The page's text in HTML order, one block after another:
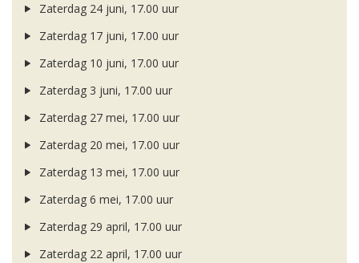
Zaterdag 24 juni, 17.00 uur
Zaterdag 17 juni, 17.00 uur
Zaterdag 10 juni, 17.00 uur
Zaterdag 3 juni, 17.00 uur
Zaterdag 27 mei, 17.00 uur
Zaterdag 20 mei, 17.00 uur
Zaterdag 13 mei, 17.00 uur
Zaterdag 6 mei, 17.00 uur
Zaterdag 29 april, 17.00 uur
Zaterdag 22 april, 17.00 uur